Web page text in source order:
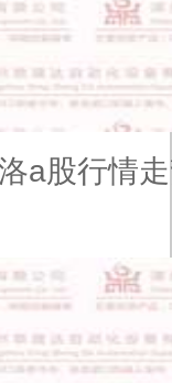
a股行情